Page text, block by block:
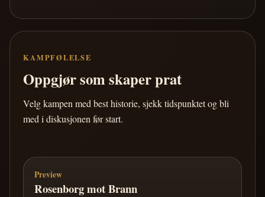
KAMPFØLELSE
Oppgjør som skaper prat
Velg kampen med best historie, sjekk tidspunktet og bli
med i diskusjonen før start.
Preview
Rosenborg mot Brann